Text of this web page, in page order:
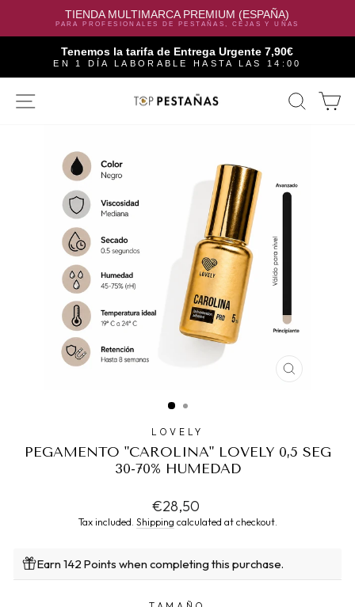
TIENDA MULTIMARCA PREMIUM (ESPAÑA)
PARA PROFESIONALES DE PESTAÑAS, CEJAS Y UÑAS
Tenemos la tarifa de Entrega Urgente 7,90€
EN 1 DÍA LABORABLE HASTA LAS 14:00
SITE NAVIGATION
CLOSE
LOVELY
PEGAMENTO "CAROLINA" LOVELY 0,5 SEG
30-70% HUMEDAD
Regular
price
€28,50
Tax included. Shipping calculated at checkout.
Earn 142 Points when completing this purchase.